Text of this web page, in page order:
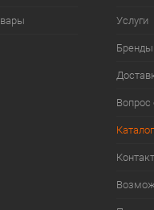
Услуги
Бренды
Вопрос
Каталог